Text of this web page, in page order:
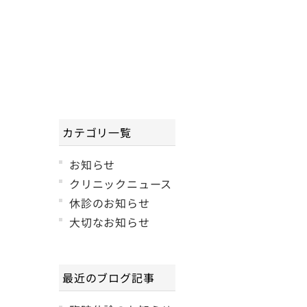
カテゴリ一覧
お知らせ
クリニックニュース
休診のお知らせ
大切なお知らせ
最近のブログ記事